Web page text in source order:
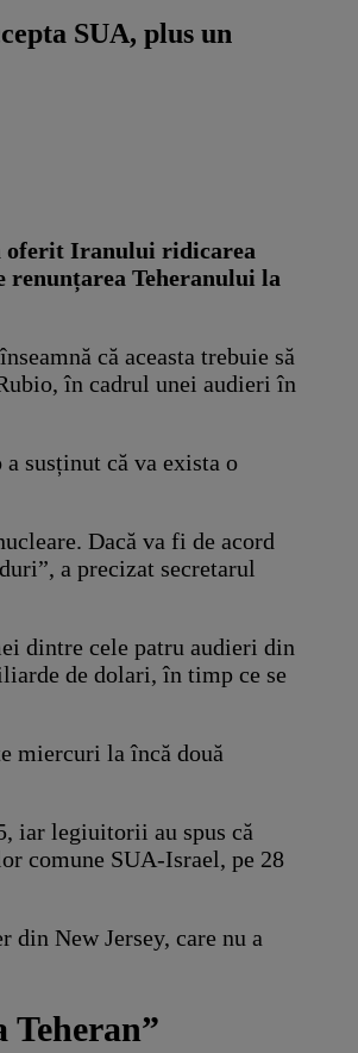
SUA, plus un
oferit Iranului ridicarea
Teheranului la
că aceasta trebuie să
în cadrul unei audieri în
susținut că va exista o
Dacă va fi de acord
a precizat secretarul
dintre cele patru audieri din
de dolari, în timp ce se
miercuri la încă două
iar legiuitorii au spus că
comune SUA-Israel, pe 28
New Jersey, care nu a
Teheran”